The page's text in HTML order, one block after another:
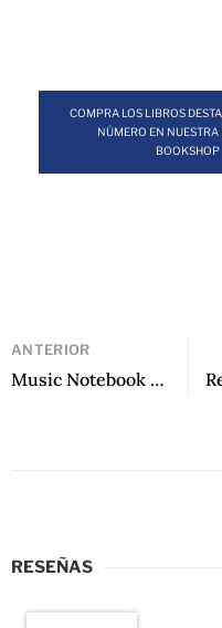
COMPRA LOS LIBROS
NÚMERO EN NUESTRA
BOOKSHOP
ANTERIOR
Music Notebook de Mariela Dreyfus, traducido por Gabriel Amor
RESEÑAS